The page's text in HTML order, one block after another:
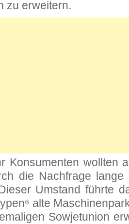
zu er­wei­tern.
Kon­su­men­ten woll­ten
die Nach­fra­ge lan­ge
Um­stand führ­te
alte
So­wjet­uni­on